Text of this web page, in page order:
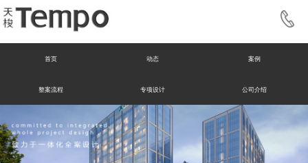
首页 动态 案例
整案流程 专项设计 公司介绍